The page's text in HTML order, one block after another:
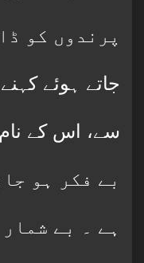
پرندوں کو
جاتے ہوئے کہنے
سے، اس کے نام
بے فکر ہو
ہے ۔ بے